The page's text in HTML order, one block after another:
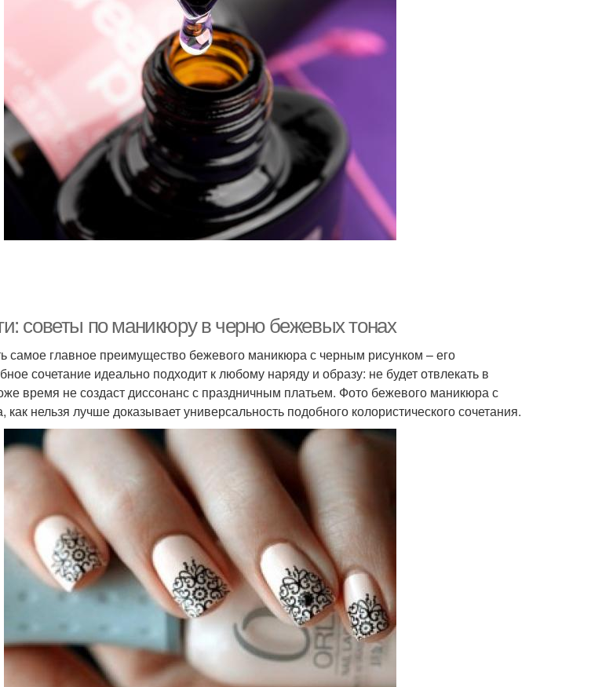
советы по маникюру в черно бежевых тонах
самое главное преимущество бежевого маникюра с черным рисунком – его
сочетание идеально подходит к любому наряду и образу: не будет отвлекать в
время не создаст диссонанс с праздничным платьем. Фото бежевого маникюра с
как нельзя лучше доказывает универсальность подобного колористического сочетания.